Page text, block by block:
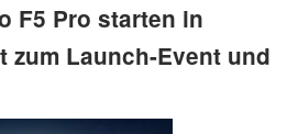
F5 Pro starten in
zum Launch-Event und